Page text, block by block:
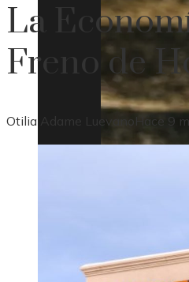
La
Freno de
Otilia Adame Luevano Hace 9